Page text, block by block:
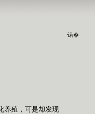
养殖，可是却发现
锘�